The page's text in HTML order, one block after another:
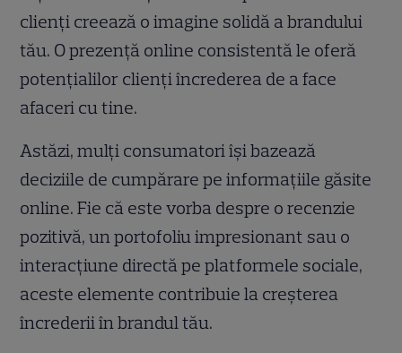
clienți creează o imagine solidă a brandului
tău. O prezență online consistentă le oferă
potențialilor clienți încrederea de a face
afaceri cu tine.
Astăzi, mulți consumatori își bazează
deciziile de cumpărare pe informațiile găsite
online. Fie că este vorba despre o recenzie
pozitivă, un portofoliu impresionant sau o
interacțiune directă pe platformele sociale,
aceste elemente contribuie la creșterea
încrederii în brandul tău.